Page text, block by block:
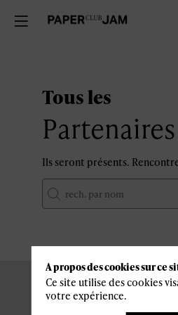
Tous les
Partenaires
Ils seront présents.
A propos des cookies sur ce
Ce site utilise des cookies
votre expérience.